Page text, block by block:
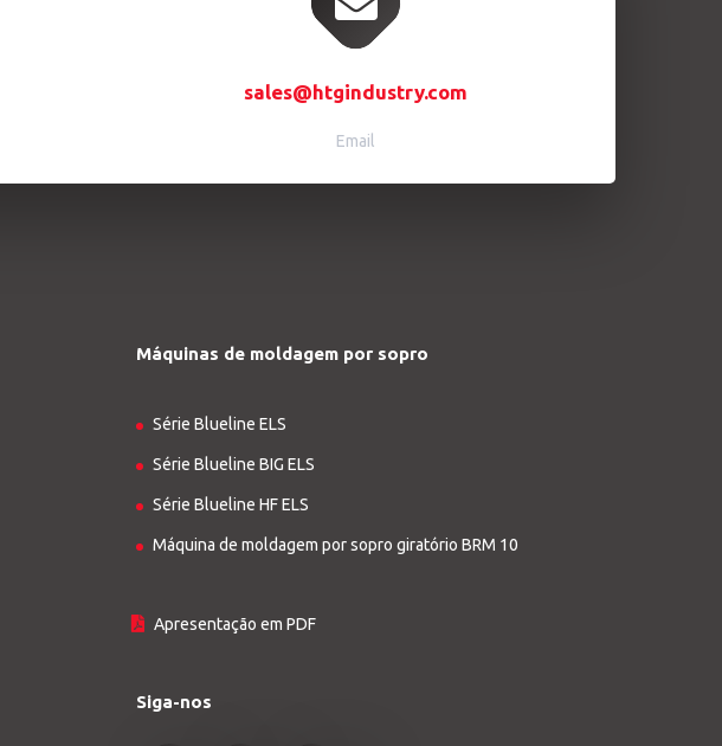
sales@htgindustry.com
Email
Máquinas de moldagem por sopro
Série Blueline ELS
Série Blueline BIG ELS
Série Blueline HF ELS
Máquina de moldagem por sopro giratório BRM 10
Apresentação em PDF
Siga-nos